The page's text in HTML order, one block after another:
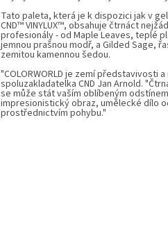
Tato paleta, která je k dispozici jak v
CND™ VINYLUX™, obsahuje čtrnáct
profesionály - od Maple Leaves, teplé
jemnou prašnou modř, a Gilded Sage,
zemitou kamennou šedou.
"COLORWORLD je zemí představivosti
spoluzakladatelka CND Jan Arnold.
se může stát vaším oblíbeným
impresionistický obraz, umělecké dílo
prostřednictvím pohybu."